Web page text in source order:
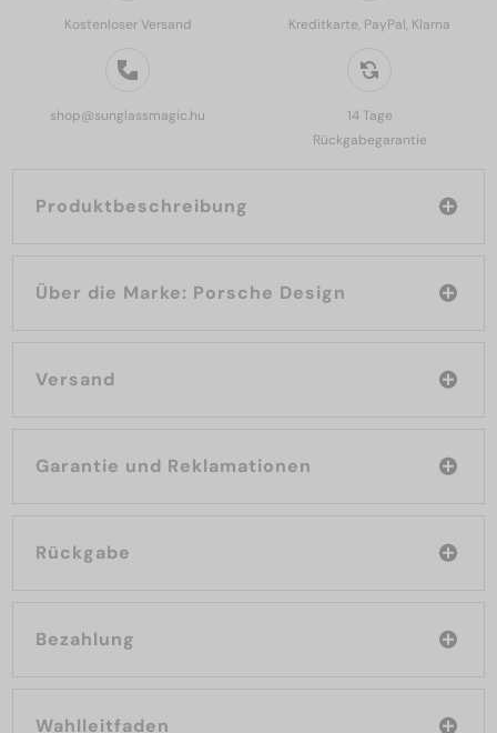
Kostenloser Versand Kreditkarte, PayPal, Klarna
shop@sunglassmagic.hu
14 Tage
Rückgabegarantie
Produktbeschreibung
Über die Marke: Porsche Design
Versand
Garantie und Reklamationen
Rückgabe
Bezahlung
Wahlleitfaden